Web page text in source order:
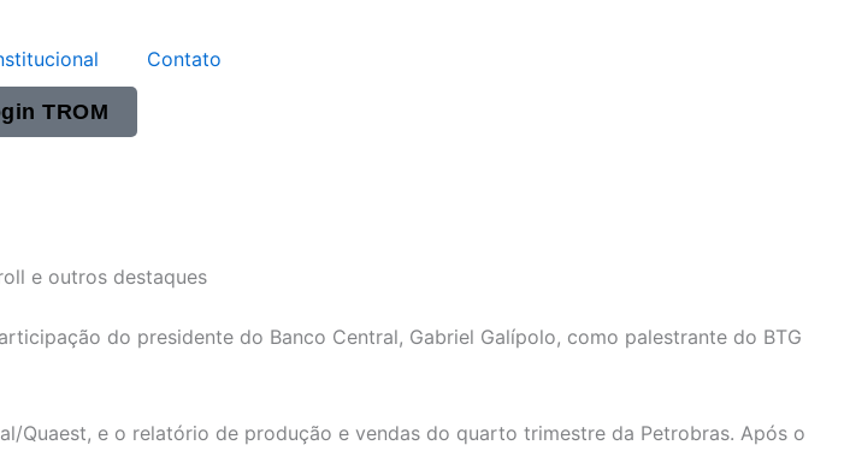
Contato
TROM
e outros destaques
do presidente do Banco Central, Gabriel Galípolo, como palestrante do BTG
Quaest, e o relatório de produção e vendas do quarto trimestre da Petrobras. Após o